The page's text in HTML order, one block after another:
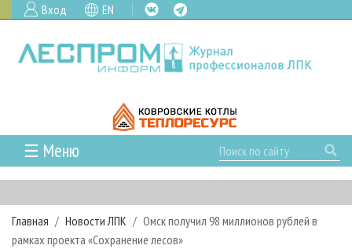
Вход EN
☰ Меню
ГЛАВНАЯ
РУБРИКИ И ТЕМЫ
РУБРИКИ ЖУРНАЛА
НОВОСТИ
Главная Новости ЛПК
Омск получил 98 миллионов рублей в
рамках проекта «Сохранение лесов»